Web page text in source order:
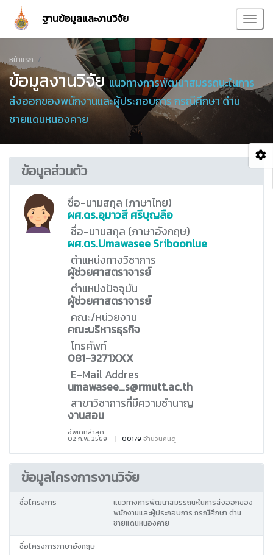
ฐานข้อมูลและงานวิจัย
หน้าแรก
ข้อมูลงานวิจัยแนวทางการพัฒนาสมรรถนะในการ
ส่งออกของพนักงานและผู้ประกอบการ กรณีศึกษา ด่าน
ชายแดนหนองคาย
ข้อมูลส่วนตัว
ชื่อ-นามสกุล (ภาษาไทย)
ผศ.ดร.อุมาวสี ศรีบุญลือ
ชื่อ-นามสกุล (ภาษาอังกฤษ)
ผศ.ดร.Umawasee Sriboonlue
ตำแหน่งทางวิชาการ
ผู้ช่วยศาสตราจารย์
ตำแหน่งปัจจุบัน
ผู้ช่วยศาสตราจารย์
คณะ/หน่วยงาน
คณะบริหารธุรกิจ
โทรศัพท์
081-3271XXX
E-Mail Addres
umawasee_s@rmutt.ac.th
สาขาวิชาการที่มีความชำนาญ
งานสอน
อัพเดทล่าสุด
02 ก.พ. 2569 00179 จำนวนคนดู
ข้อมูลโครงการงานวิจัย
ชื่อโครงการ
แนวทางการพัฒนาสมรรถนะในการส่งออกของ
พนักงานและผู้ประกอบการ กรณีศึกษา ด่าน
ชายแดนหนองคาย
ชื่อโครงการภาษาอังกฤษ